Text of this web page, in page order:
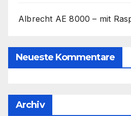
Albrecht AE 8000 – mit
Neueste Kommentare
Archiv